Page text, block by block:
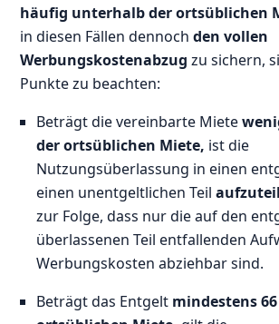
häufig unterhalb der ortsüblichen
in diesen Fällen dennochden vollen
Werbungskostenabzug zu sichern,
Punkte zu beachten:
Beträgt die vereinbarte Miete
der ortsüblichen Miete, ist die
Nutzungsüberlassung in einen
einen unentgeltlichen Teil
zur Folge, dass nur die auf den
überlassenen Teil entfallenden
Werbungskosten abziehbar sind.
Beträgt das Entgelt mindestens